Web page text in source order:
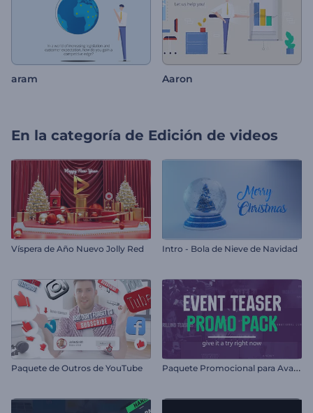
aram Aaron
En la categoría de Edición de videos
Víspera de Año Nuevo Jolly Red Intro - Bola de Nieve de Navidad
Paquete de Outros de YouTube P
aquete Promocional para Avances de Eventos